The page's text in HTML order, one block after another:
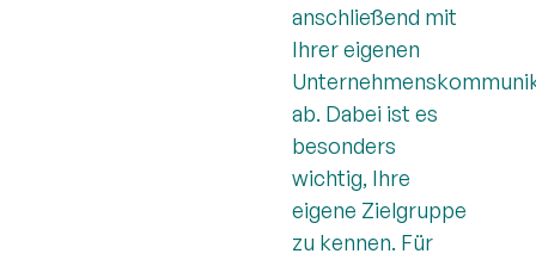
anschließend mit
Ihrer eigenen
ab. Dabei ist es
besonders
wichtig, Ihre
eigene Zielgruppe
zu kennen. Für